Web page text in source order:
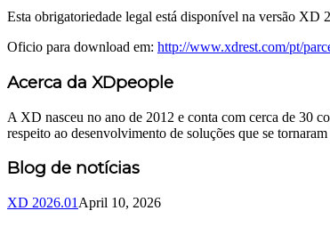
Esta obrigatoriedade legal está disponível na versão
Oficio para download em: http://www.xdrest.com/pt/
Acerca da XDpeople
A XD nasceu no ano de 2012 e conta com cerca de 30
respeito ao desenvolvimento de soluções que se
Blog de notícias
XD 2026.01 April 10, 2026